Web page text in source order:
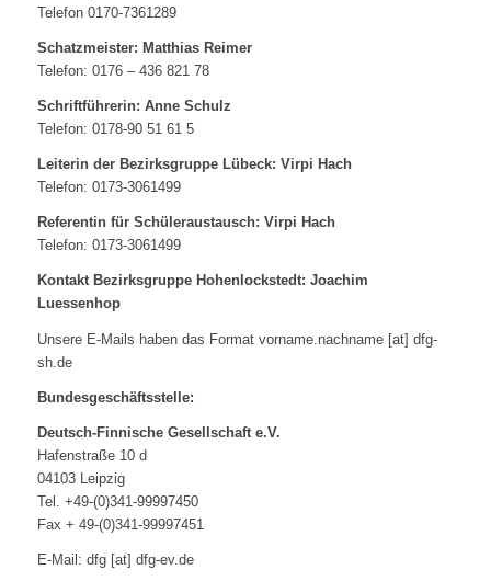
Telefon 0170-7361289
Schatzmeister: Matthias Reimer
Telefon: 0176 – 436 821 78
Schriftführerin: Anne Schulz
Telefon: 0178-90 51 61 5
Leiterin der Bezirksgruppe Lübeck: Virpi Hach
Telefon: 0173-3061499
Referentin für Schüleraustausch: Virpi Hach
Telefon: 0173-3061499
Kontakt Bezirksgruppe Hohenlockstedt: Joachim
Luessenhop
Unsere E-Mails haben das Format vorname.nachname [at] dfg-
sh.de
Bundesgeschäftsstelle:
Deutsch-Finnische Gesellschaft e.V.
Hafenstraße 10 d
04103 Leipzig
Tel. +49-(0)341-99997450
Fax + 49-(0)341-99997451
E-Mail: dfg [at] dfg-ev.de